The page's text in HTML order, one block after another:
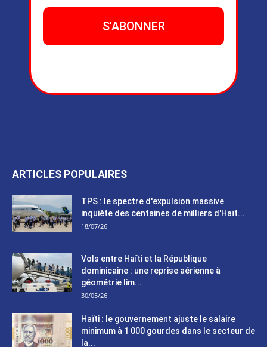
ARTICLES POPULAIRES
TPS : le spectre d'expulsion massive
inquiète des centaines de milliers d'Haït...
18/07/26
Vols entre Haïti et la République
dominicaine : une reprise aérienne à
géométrie lim...
30/05/26
Haïti : le gouvernement ajuste le salaire
minimum à 1 000 gourdes dans le secteur de
la...